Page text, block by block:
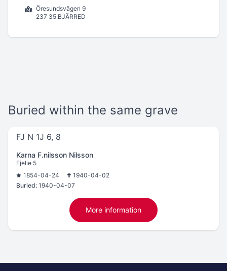
Öresundsvägen 9
237 35 BJÄRRED
Buried within the same grave
FJ N 1J 6, 8
Karna F.nilsson Nilsson
Fjelie 5
1854-04-24
1940-04-02
Buried: 1940-04-07
More information